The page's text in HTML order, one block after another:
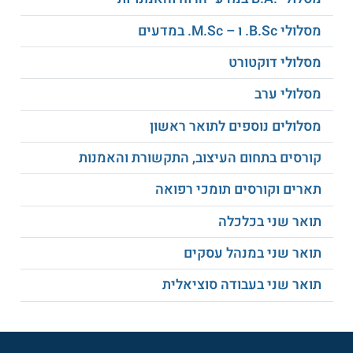
זיקה רלוונטית. לתכניות עם כתיבת תזה דרושים ציון
ממוצע בחוג הראשי של 82 לפחות, ציון ממוצע בחוג
והמלצות אקדמיות. לתכניות ללא תזה דרושים
וציון בחוג המשני של 76 ומעלה. מועמדים
שהתקבלו מרקע שאינו מדעי מדינה, נדרשים במספר
קורסי השלמה הנערכים בקיץ: מבוא לממשל
ופוליטיקה, מבוא למנהל ציבורי והמערכת הפוליטית
הישראלית.
בין נושאי הלימוד
לאומיות ורב תרבותיות זכויות אדם
מסלולי B.Sc. ו – M.Sc. במדעים
מסלולי דוקטורט
מסלולי ערב
מסלולים נוספים לתואר ראשון
קורסים בתחום העיצוב, התקשורת והאמנות
תארים וקורסים תומכי רפואה
תואר שני בכלכלה
תואר שני במנהל עסקים
תואר שני בעבודה סוציאלית